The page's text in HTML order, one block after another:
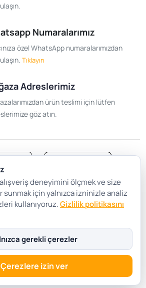
Numaralarımız
özel WhatsApp numaralarımızdan
Tıklayın
Adreslerimiz
ürün teslimi için lütfen
göz atın.
Gizlilik ve Güvenlik
Çerez Tercihleri
deneyimini ölçmek ve size
sunmak için yalnızca izninizle analiz
kullanıyoruz.Gizlilik politikasını
gerekli çerezler
Çerezlere izin ver